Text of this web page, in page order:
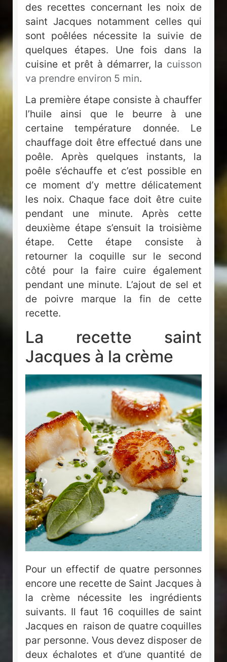
des recettes concernant les noix de
saint Jacques notamment celles qui
sont poêlées nécessite la suivie de
quelques étapes. Une fois dans la
cuisine et prêt à démarrer, la cuisson
va prendre environ 5 min.
La première étape consiste à chauffer
l’huile ainsi que le beurre à une
certaine température donnée. Le
chauffage doit être effectué dans une
poêle. Après quelques instants, la
poêle s’échauffe et c’est possible en
ce moment d’y mettre délicatement
les noix. Chaque face doit être cuite
pendant une minute. Après cette
deuxième étape s’ensuit la troisième
étape. Cette étape consiste à
retourner la coquille sur le second
côté pour la faire cuire également
pendant une minute. L’ajout de sel et
de poivre marque la fin de cette
recette.
La recette saint
Jacques à la crème
Pour un effectif de quatre personnes
encore une recette de Saint Jacques à
la crème nécessite les ingrédients
suivants. Il faut 16 coquilles de saint
Jacques en raison de quatre coquilles
par personne. Vous devez disposer de
deux échalotes et d’une quantité de